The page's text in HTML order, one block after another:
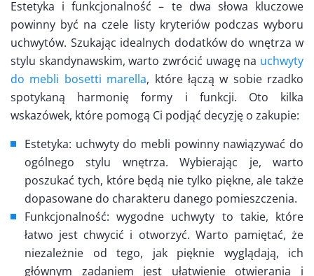
Estetyka i funkcjonalność – te dwa słowa kluczowe
powinny być na czele listy kryteriów podczas wyboru
uchwytów. Szukając idealnych dodatków do wnętrza w
stylu skandynawskim, warto zwrócić uwagę na uchwyty
do mebli bosetti marella, które łączą w sobie rzadko
spotykaną harmonię formy i funkcji. Oto kilka
wskazówek, które pomogą Ci podjąć decyzję o zakupie:
Estetyka: uchwyty do mebli powinny nawiązywać do
ogólnego stylu wnętrza. Wybierając je, warto
poszukać tych, które będą nie tylko piękne, ale także
dopasowane do charakteru danego pomieszczenia.
Funkcjonalność: wygodne uchwyty to takie, które
łatwo jest chwycić i otworzyć. Warto pamiętać, że
niezależnie od tego, jak pięknie wyglądają, ich
głównym zadaniem jest ułatwienie otwierania i